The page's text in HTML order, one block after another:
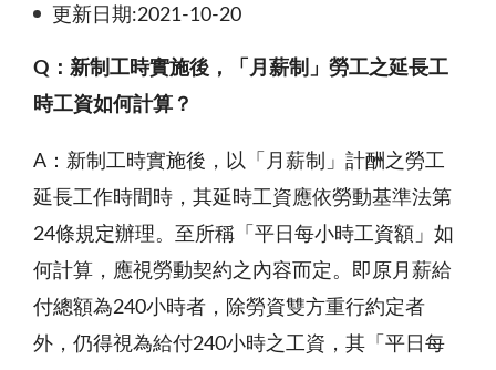
更新日期:2021-10-20
Q ：新制工時實施後，「月薪制」勞工之延長工
時工資如何計算？
A ：新制工時實施後，以「月薪制」計酬之勞工
延長工作時間時，其延時工資應依勞動基準法第
24條規定辦理。至所稱「平日每小時工資額」如
何計算，應視勞動契約之內容而定。即原月薪給
付總額為240小時者，除勞資雙方重行約定者
外，仍得視為給付240小時之工資，其「平日每